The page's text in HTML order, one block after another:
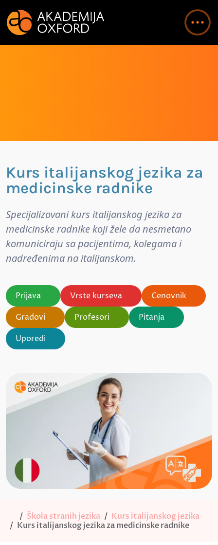
Kurs italijanskog jezika za
medicinske radnike
Specijalizovani kurs italijanskog jezika za
medicinske radnike koji žele da nesmetano
komuniciraju sa pacijentima, kolegama i
nadređenima na italijanskom.
Prijava Vrste kurseva
Cenovnik
Gradovi
Profesori
Pitanja
Uporedi
Škola stranih jezika
Kurs italijanskog jezika
Kurs italijanskog jezika za medicinske radnike